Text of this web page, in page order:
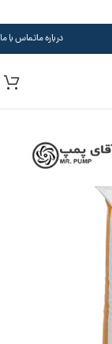
درباره ماتماس با ما